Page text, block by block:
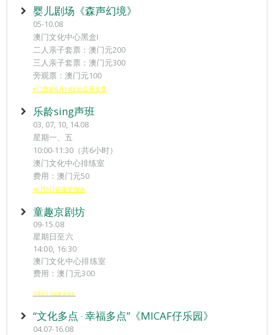
婴儿剧场《森声幻境》
05-10.08
澳门文化中心黑盒I
二人亲子套票：澳门元200
三人亲子套票：澳门元300
旁观票：澳门元100
※门票於6月14日起公开发售
乐龄sing声班
03, 07, 10, 14.08
星期一、五
10:00-11:30（共6小时）
澳门文化中心排练室
费用：澳门元50
※6月5日起接受报名
童趣京剧坊
09-15.08
星期日至六
14:00, 16:30
澳门文化中心排练室
费用：澳门元300
※6 月5 日起接受报名
“文化多点 ‧ 幸福多点”《MICAF仔乐园》
04.07-16.08